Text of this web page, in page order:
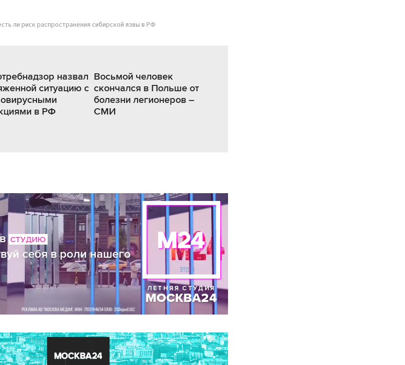
ли риск распространения сибирской язвы в РФ
назвал
ситуацию с
в РФ
Восьмой человек
скончался в Польше от
болезни легионеров –
СМИ